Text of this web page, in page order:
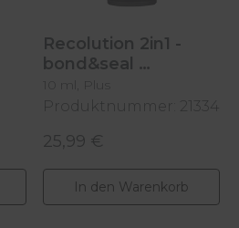
Recolution 2in1 -
bond&seal
10 ml, Plus
Produktnummer: 21334
Regulärer Preis:
25,99 €
In den Warenkorb